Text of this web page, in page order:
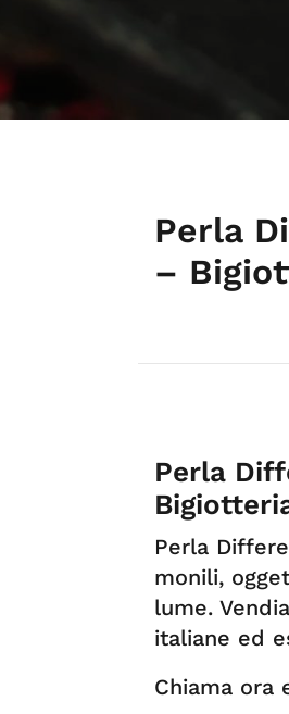
Perla
–
Perla
Perla
monili,
lume.
italiane ed
Chiama ora